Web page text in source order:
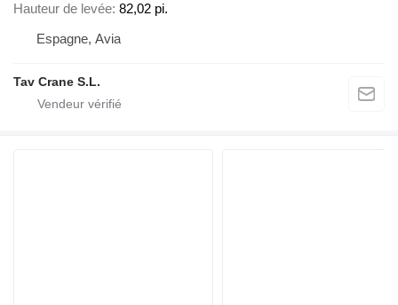
Hauteur de levée 82,02 pi.
Espagne, Avia
Tav Crane S.L.